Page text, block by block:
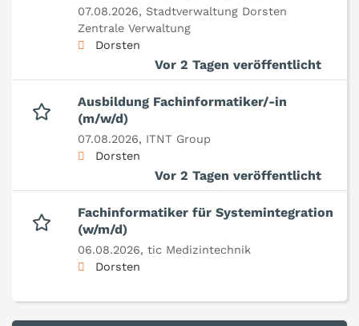
07.08.2026, Stadtverwaltung Dorsten
Zentrale Verwaltung
Dorsten
Vor 2 Tagen veröffentlicht
Ausbildung Fachinformatiker/-in
(m/w/d)
07.08.2026, ITNT Group
Dorsten
Vor 2 Tagen veröffentlicht
Fachinformatiker für Systemintegration
(w/m/d)
06.08.2026, tic Medizintechnik
Dorsten